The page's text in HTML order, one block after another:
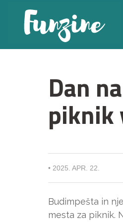
Dan
piknik
• 2025. APR. 22.
Budimpešta in
mesta za piknik.